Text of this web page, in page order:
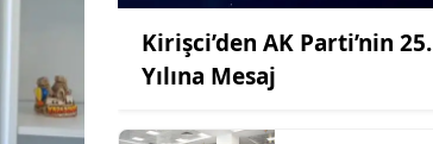
Kirişci’den AK Parti’nin 25.
Yılına Mesaj